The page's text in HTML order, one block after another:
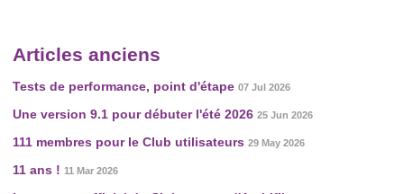
Articles anciens
Tests de performance, point d'étape 07 Jul 2026
Une version 9.1 pour débuter l'été 2026 25 Jun 2026
111 membres pour le Club utilisateurs 29 May 2026
11 ans ! 11 Mar 2026